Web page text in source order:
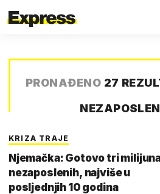
PRONAĐENO 27
KRIZA TRAJE
Njemačka: Gotovo tri
nezaposlenih, najviše u
posljednjih 10 godina